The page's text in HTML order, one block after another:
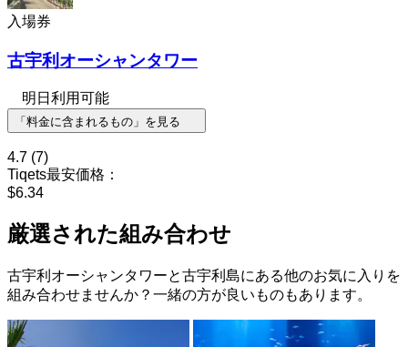
入場券
古宇利オーシャンタワー
明日利用可能
「料金に含まれるもの」を見る
4.7 (7)
Tiqets最安価格：
$6.34
厳選された組み合わせ
古宇利オーシャンタワーと古宇利島にある他のお気に入りを
組み合わせませんか？一緒の方が良いものもあります。